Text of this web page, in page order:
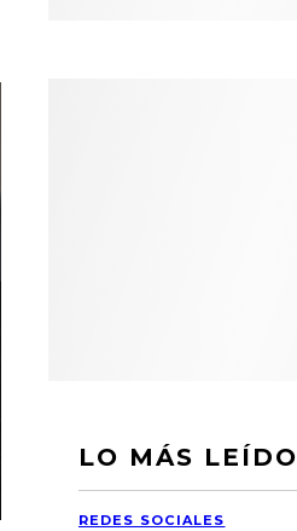
LO MÁS LEÍDO
REDES SOCIALES